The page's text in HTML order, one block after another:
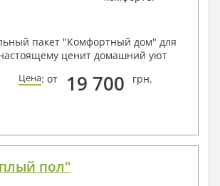
пакет "Комфортный дом" для
ценит домашний уют
Цена: от 19 700 грн.
пол"